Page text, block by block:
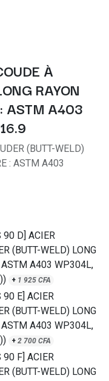
À
RAYON
ASTM A403
(BUTT-WELD)
: ASTM A403
90 D] ACIER
(BUTT-WELD) LONG
ASTM A403 WP304L,
+ 1 925CFA
E] ACIER
(BUTT-WELD) LONG
ASTM A403 WP304L,
+ 2 700CFA
F] ACIER
(BUTT-WELD) LONG